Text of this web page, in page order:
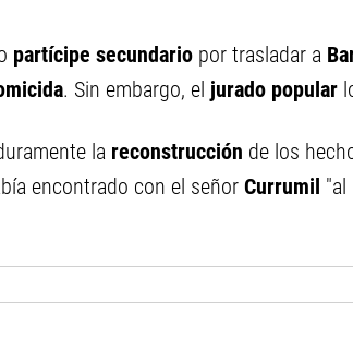
partícipe secundario por trasladar a
. Sin embargo, el jurado popular
la reconstrucción de los
encontrado con el señor Currumil "al